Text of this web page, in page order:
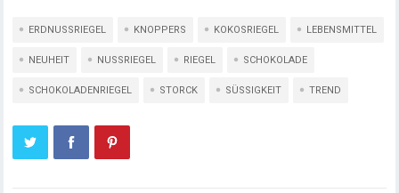
ERDNUSSRIEGEL KNOPPERS KOKOSRIEGEL LEBENSMITTEL
NEUHEIT NUSSRIEGEL RIEGEL SCHOKOLADE
SCHOKOLADENRIEGEL STORCK SÜSSIGKEIT TREND